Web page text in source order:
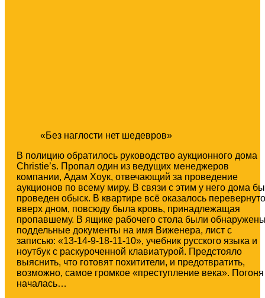
«Без наглости нет шедевров»
В полицию обратилось руководство аукционного дома
Christie’s. Пропал один из ведущих менеджеров
компании, Адам Хоук, отвечающий за проведение
аукционов по всему миру. В связи с этим у него дома
проведен обыск. В квартире всё оказалось перевернуто
вверх дном, повсюду была кровь, принадлежащая
пропавшему. В ящике рабочего стола были
поддельные документы на имя Виженера, лист с
записью: «13-14-9-18-11-10», учебник русского языка и
ноутбук с раскуроченной клавиатурой. Предстояло
выяснить, что готовят похитители, и предотвратить,
возможно, самое громкое «преступление века». Погоня
началась…